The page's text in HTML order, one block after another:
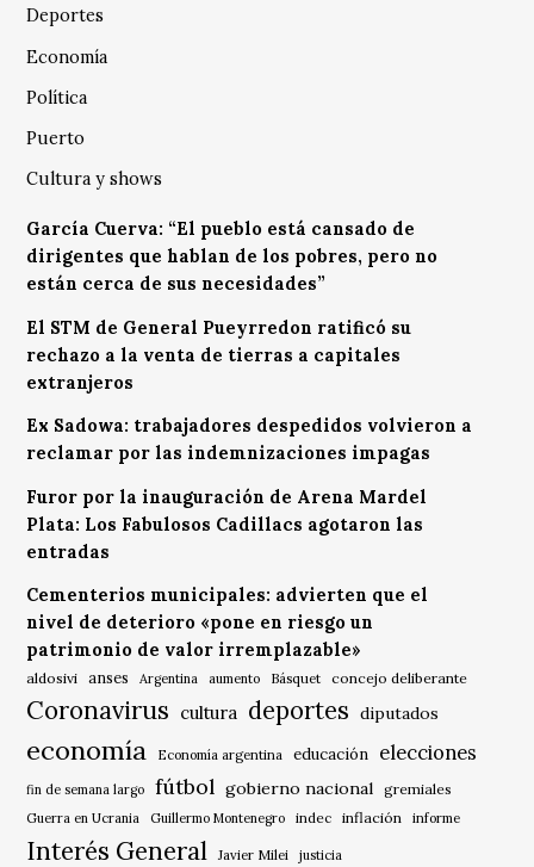
Deportes
Economía
Política
Puerto
Cultura y shows
García Cuerva: “El pueblo está cansado de
dirigentes que hablan de los pobres, pero no
están cerca de sus necesidades”
El STM de General Pueyrredon ratificó su
rechazo a la venta de tierras a capitales
extranjeros
Ex Sadowa: trabajadores despedidos volvieron a
reclamar por las indemnizaciones impagas
Furor por la inauguración de Arena Mardel
Plata: Los Fabulosos Cadillacs agotaron las
entradas
Cementerios municipales: advierten que el
nivel de deterioro «pone en riesgo un
patrimonio de valor irremplazable»
aldosivi anses Argentina aumento Básquet concejo deliberante
Coronavirus cultura deportes diputados
economía Economía argentina educación elecciones
fin de semana largo fútbol gobierno nacional gremiales
Guerra en Ucrania Guillermo Montenegro indec inflación informe
Interés General Javier Milei justicia